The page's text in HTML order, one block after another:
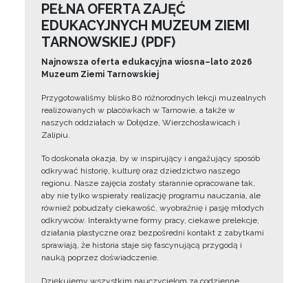
PEŁNA OFERTA ZAJĘĆ
EDUKACYJNYCH MUZEUM ZIEMI
TARNOWSKIEJ (PDF)
Najnowsza oferta edukacyjna wiosna–lato 2026
Muzeum Ziemi Tarnowskiej
Przygotowaliśmy blisko 80 różnorodnych lekcji muzealnych
realizowanych w placówkach w Tarnowie, a także w
naszych oddziałach w Dołędze, Wierzchosławicach i
Zalipiu.
To doskonała okazja, by w inspirujący i angażujący sposób
odkrywać historię, kulturę oraz dziedzictwo naszego
regionu. Nasze zajęcia zostały starannie opracowane tak,
aby nie tylko wspierały realizację programu nauczania, ale
również pobudzały ciekawość, wyobraźnię i pasję młodych
odkrywców. Interaktywne formy pracy, ciekawe prelekcje,
działania plastyczne oraz bezpośredni kontakt z zabytkami
sprawiają, że historia staje się fascynującą przygodą i
nauką poprzez doświadczenie.
Dziękujemy wszystkim nauczycielom za codzienne